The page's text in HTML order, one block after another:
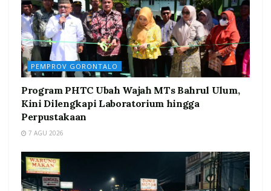
PEMPROV GORONTALO
Program PHTC Ubah Wajah MTs Bahrul Ulum,
Kini Dilengkapi Laboratorium hingga
Perpustakaan
7 AGU 2026